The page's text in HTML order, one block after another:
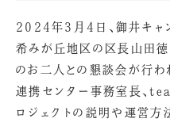
2024年3月4日、御井キャ
希みが丘地区の区長山田
のお二人との懇談会が行わ
連携センター事務室長、
ロジェクトの説明や運営方